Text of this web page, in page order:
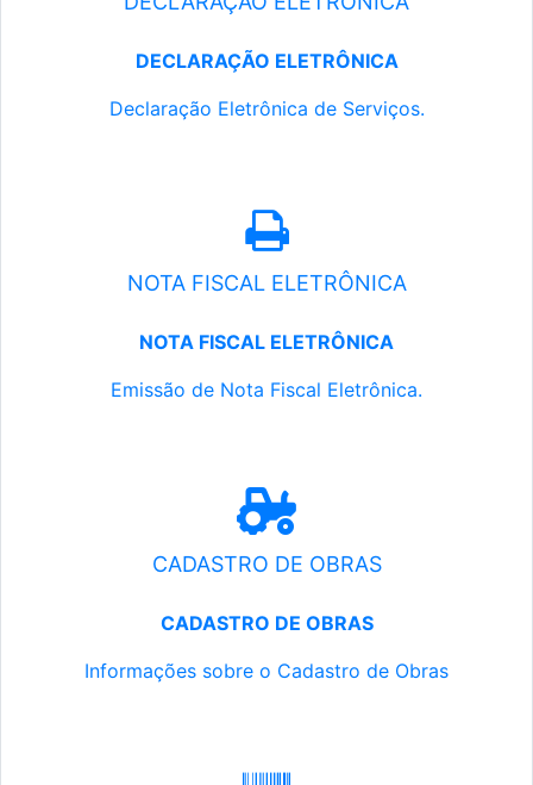
DECLARAÇÃO ELETRÔNICA
Declaração Eletrônica de Serviços.
NOTA FISCAL ELETRÔNICA
NOTA FISCAL ELETRÔNICA
Emissão de Nota Fiscal Eletrônica.
CADASTRO DE OBRAS
CADASTRO DE OBRAS
Informações sobre o Cadastro de Obras